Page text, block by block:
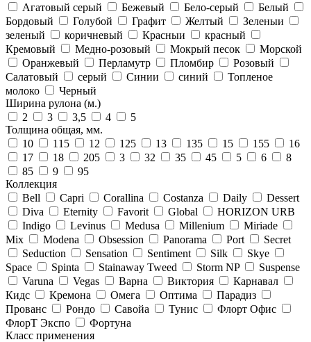
Агатовый серый
Бежевый Бело-серый
Белый
Бордовый
Голубой Графит Желтый
Зеленыи
зеленый
коричневый Красныи
красный
Кремовый
Медно-розовый Мокрый песок
Морской
Оранжевый
Перламутр Пломбир
Розовый
Салатовый
серый Синии синий
Топленое
молоко
Черный
Ширина рулона (м.)
2
3 3,5 4
5
Толщина общая, мм.
10
115 12 125 13 135 15 155
16
17
18 205 3 32 35 45 5 6
8
85
9
95
Коллекция
Bell
Capri Corallina Costanza Daily
Dessert
Diva
Eternity Favorit Global
HORIZON URB
Indigo
Levinus Medusa Millenium
Miriade
Mix
Modena Obsession Panorama Port
Secret
Seduction
Sensation Sentiment Silk
Skye
Space
Spinta Stainaway Tweed Storm NP
Suspense
Varuna
Vegas Варна Виктория
Карнавал
Кидс
Кремона Омега Оптима
Парадиз
Прованс
Рондо Савойа Тунис
Флорт Офис
ФлорТ Экспо
Фортуна
Класс применения